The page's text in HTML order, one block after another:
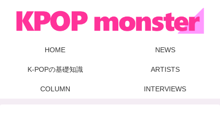
HOME NEWS
K-POPの基礎知識 ARTISTS
COLUMN INTERVIEWS